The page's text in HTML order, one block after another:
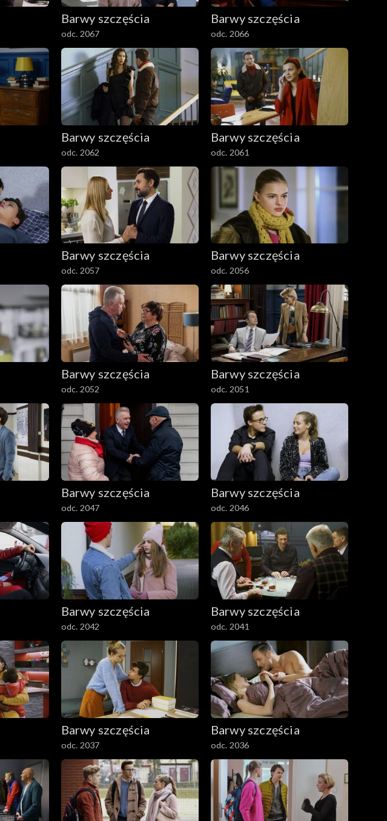
Barwy szczęścia
odc. 2067
Barwy szczęścia
odc. 2066
Barwy szczęścia
odc. 2062
Barwy szczęścia
odc. 2061
Barwy szczęścia
odc. 2057
Barwy szczęścia
odc. 2056
Barwy szczęścia
odc. 2052
Barwy szczęścia
odc. 2051
Barwy szczęścia
odc. 2047
Barwy szczęścia
odc. 2046
Barwy szczęścia
odc. 2042
Barwy szczęścia
odc. 2041
Barwy szczęścia
odc. 2037
Barwy szczęścia
odc. 2036